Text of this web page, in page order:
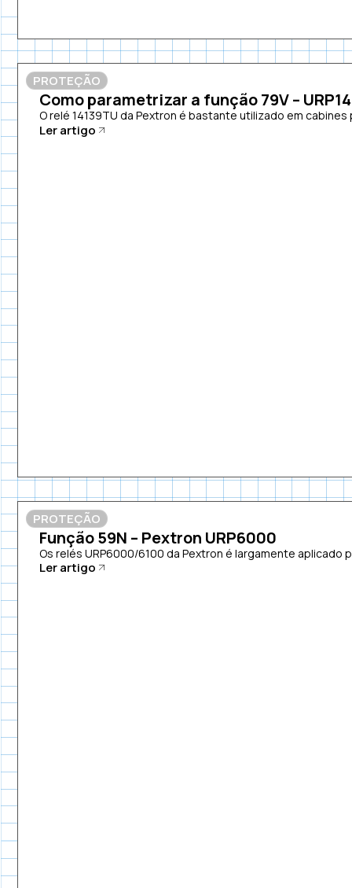
PROTEÇÃO
Como parametrizar a função 79V –
O relé 14139TU da Pextron é bastante utilizado em cabines
Ler artigo
PROTEÇÃO
Função 59N – Pextron URP6000
Os relés URP6000/6100 da Pextron é largamente aplicado
Ler artigo